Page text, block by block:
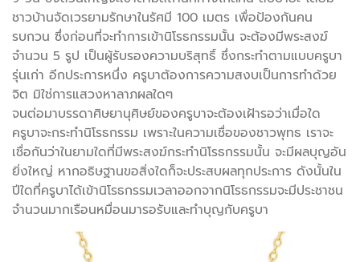
ชาวบ้านจัดเวรยามรักษาในรัศมี 100 เมตร เพื่อป้องกันคน
รบกวน ซึ่งก่อนที่จะทำการเข้านิโรธกรรมนั้น จะต้องมีพระสงฆ์
จำนวน 5 รูป เป็นผู้รับรองความบริสุทธิ์ ซึ่งกระทำตามแบบครูบา
รุ่นเก่า อีกประการหนึ่ง ครูบาต้องการความสงบเป็นการทำด้วย
จิต มิใช่การแสวงหาลาภผลใดๆ
จนต่อมาบรรดาศิษยานุศิษย์ของครูบาจะต้องเฝ้ารอว่าเมื่อใด
ครูบาจะกระทำนิโรธกรรม เพราะในความเชื่อของชาวพุทธ เราจะ
เชื่อกันว่าในยามใดที่มีพระสงฆ์กระทำนิโรธกรรมนั้น จะมีผลบุญอัน
ยิ่งใหญ่ หากอธิษฐานขอสิ่งใดก็จะประสบผลทุกประการ ดังนั้นใน
ปีใดที่ครูบาได้เข้านิโรธกรรมเวลาออกจากนิโรธกรรมจะมีประชาชน
จำนวนมากเรือนหมื่อนมารอรับและทำบุญกับครูบา